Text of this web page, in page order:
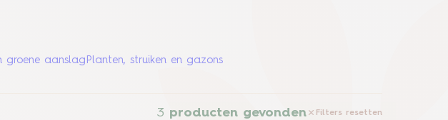
groene aanslag Planten, struiken en gazons
3 producten gevonden Filters resetten